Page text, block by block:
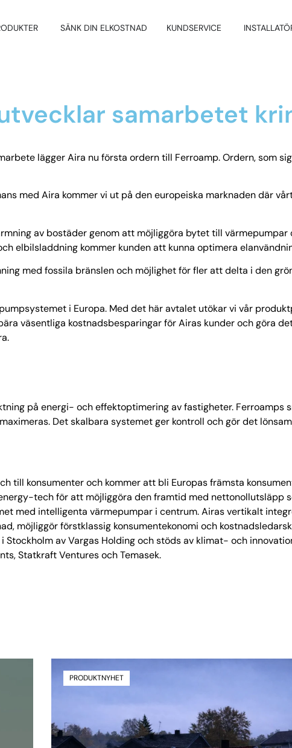
SÄNK DIN ELKOSTNAD KUNDSERVICE
samarbetet
lägger Aira nu första ordern till Ferroamp. Ordern, som
med Aira kommer vi ut på den europeiska marknaden där
av bostäder genom att möjliggöra bytet till
elbilsladdning kommer kunden att kunna optimera
med fossila bränslen och möjlighet för fler att delta i den
i Europa. Med det här avtalet utökar vi vår
väsentliga kostnadsbesparingar för Airas kunder och göra
på energi- och effektoptimering av fastigheter.
Det skalbara systemet ger kontroll och gör det
till konsumenter och kommer att bli Europas främsta
tech för att möjliggöra den framtid med nettonollutsläpp
med intelligenta värmepumpar i centrum. Airas vertikalt
möjliggör förstklassig konsumentekonomi och
av Vargas Holding och stöds av klimat- och
Statkraft Ventures och Temasek.
PRODUKTNYHET